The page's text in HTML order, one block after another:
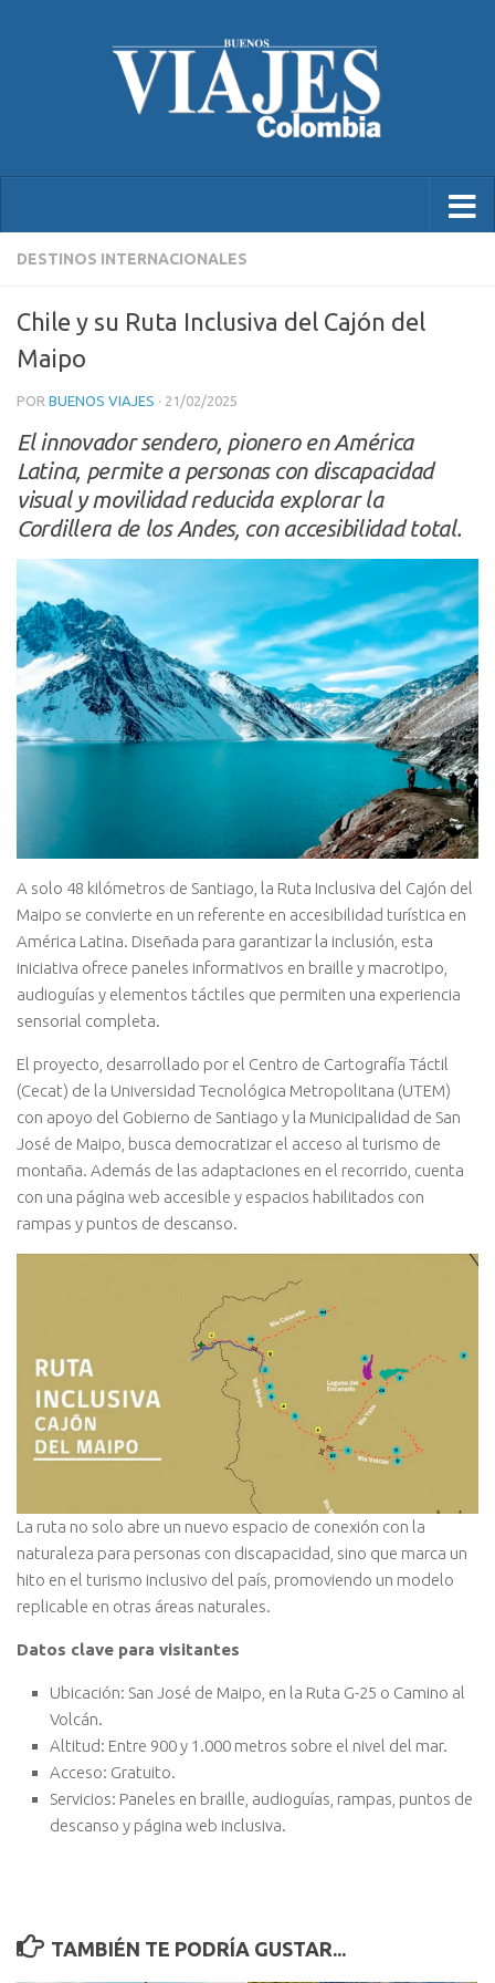
DESTINOS INTERNACIONALES
Chile y su Ruta Inclusiva del Cajón del
Maipo
POR BUENOS VIAJES · 21/02/2025
El innovador sendero, pionero en América
Latina, permite a personas con discapacidad
visual y movilidad reducida explorar la
Cordillera de los Andes, con accesibilidad total.
A solo 48 kilómetros de Santiago, la Ruta Inclusiva del Cajón del
Maipo se convierte en un referente en accesibilidad turística en
América Latina. Diseñada para garantizar la inclusión, esta
iniciativa ofrece paneles informativos en braille y macrotipo,
audioguías y elementos táctiles que permiten una experiencia
sensorial completa.
El proyecto, desarrollado por el Centro de Cartografía Táctil
(Cecat) de la Universidad Tecnológica Metropolitana (UTEM)
con apoyo del Gobierno de Santiago y la Municipalidad de San
José de Maipo, busca democratizar el acceso al turismo de
montaña. Además de las adaptaciones en el recorrido, cuenta
con una página web accesible y espacios habilitados con
rampas y puntos de descanso.
La ruta no solo abre un nuevo espacio de conexión con la
naturaleza para personas con discapacidad, sino que marca un
hito en el turismo inclusivo del país, promoviendo un modelo
replicable en otras áreas naturales.
Datos clave para visitantes
Ubicación: San José de Maipo, en la Ruta G-25 o Camino al
Volcán.
Altitud: Entre 900 y 1.000 metros sobre el nivel del mar.
Acceso: Gratuito.
Servicios: Paneles en braille, audioguías, rampas, puntos de
descanso y página web inclusiva.
TAMBIÉN TE PODRÍA GUSTAR...